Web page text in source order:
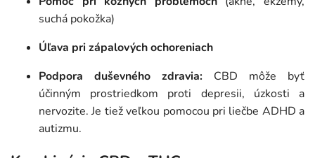
suchá pokožka)
Úľava pri zápalových ochoreniach
Podpora duševného zdravia: CBD môže byť
účinným prostriedkom proti depresii, úzkosti a
nervozite. Je tiež veľkou pomocou pri liečbe ADHD a
autizmu.